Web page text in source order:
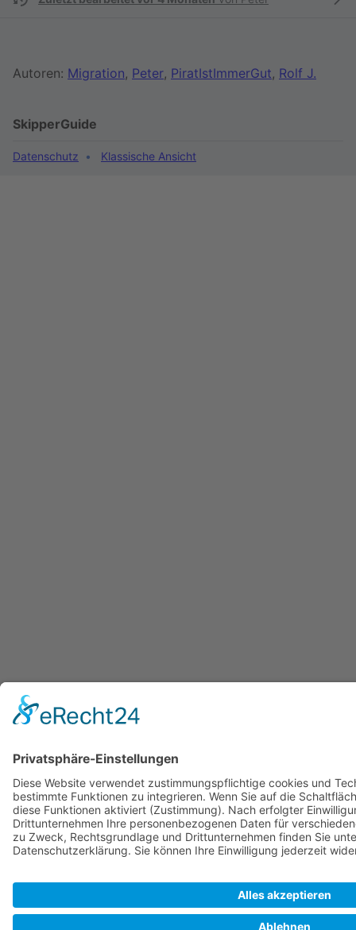
Autoren: Migration, Peter, PiratIstImmerGut, Rolf J.
SkipperGuide
Datenschutz Klassische Ansicht